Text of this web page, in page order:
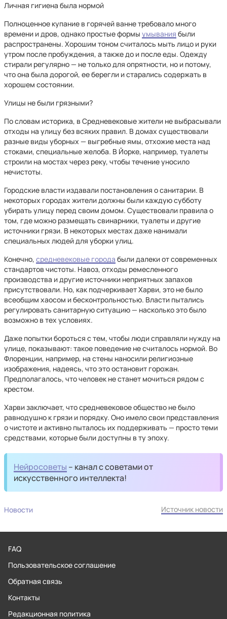
Личная гигиена была нормой
Полноценное купание в горячей ванне требовало много
времени и дров, однако простые формы умывания были
распространены. Хорошим тоном считалось мыть лицо и руки
утром после пробуждения, а также до и после еды. Одежду
стирали регулярно — не только для опрятности, но и потому,
что она была дорогой, ее берегли и старались содержать в
хорошем состоянии.
Улицы не были грязными?
По словам историка, в Средневековые жители не выбрасывали
отходы на улицу без всяких правил. В домах существовали
разные виды уборных — выгребные ямы, отхожие места над
стоками, специальные желоба. В Йорке, например, туалеты
строили на мостах через реку, чтобы течение уносило
нечистоты.
Городские власти издавали постановления о санитарии. В
некоторых городах жители должны были каждую субботу
убирать улицу перед своим домом. Существовали правила о
том, где можно размещать свинарники, туалеты и другие
источники грязи. В некоторых местах даже нанимали
специальных людей для уборки улиц.
Конечно, средневековые города были далеки от современных
стандартов чистоты. Навоз, отходы ремесленного
производства и другие источники неприятных запахов
присутствовали. Но, как подчеркивает Харви, это не было
всеобщим хаосом и бесконтрольностью. Власти пытались
регулировать санитарную ситуацию — насколько это было
возможно в тех условиях.
Даже попытки бороться с тем, чтобы люди справляли нужду на
улице, показывают: такое поведение не считалось нормой. Во
Флоренции, например, на стены наносили религиозные
изображения, надеясь, что это остановит горожан.
Предполагалось, что человек не станет мочиться рядом с
крестом.
Харви заключает, что средневековое общество не было
равнодушно к грязи и порядку. Оно имело свои представления
о чистоте и активно пыталось их поддерживать — просто теми
средствами, которые были доступны в ту эпоху.
Нейросоветы – канал с советами от
искусственного интеллекта!
Новости Источник новости
FAQ
Пользовательское соглашение
Обратная связь
Контакты
Редакционная политика